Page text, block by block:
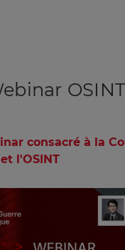
OSINT
consacré à la
l'OSINT